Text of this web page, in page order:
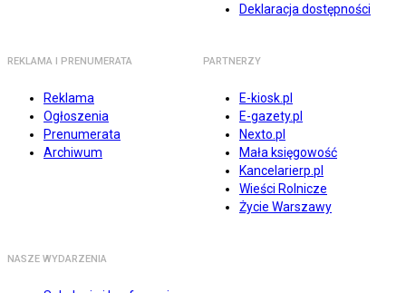
Deklaracja dostępności
REKLAMA I PRENUMERATA
Reklama
Ogłoszenia
Prenumerata
Archiwum
PARTNERZY
E-kiosk.pl
E-gazety.pl
Nexto.pl
Mała księgowość
Kancelarierp.pl
Wieści Rolnicze
Życie Warszawy
NASZE WYDARZENIA